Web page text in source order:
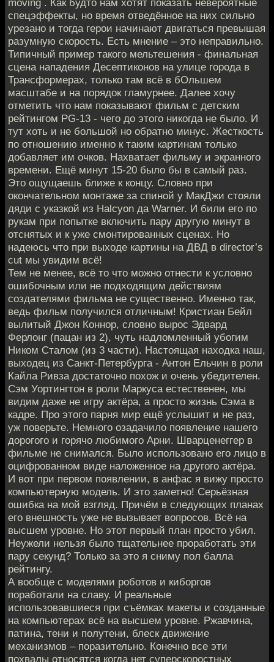
спецэффекты, но время отведённое на них сильно
урезано и тогда герои начинают двигаться превышая
разумную скорость. Есть мнение – это неправильно.
Типичный пример такого мельтешения - финальная
сцена нападения Десептиконов на улице города в
Трансформерах, только там всё в бОльшем
масштабе и на порядок гламурнее. Далее хочу
отметить что нам показывают фильм с детским
рейтингом PG-13 - чего до этого никогда не было. И
тут хоть и не большой но обратно минус. Жесткость
по отношению именно к таким картинам только
добавляет им очков. Нахватает фильму и экранного
времени. Ещё минут 15-20 было бы в самый раз.
Это ощущаешь ближе к концу. Словно при
окончательном монтаже за спиной у МакДжи стояли
дяди с указкой из Halcyon да Warner. И били его по
рукам при попытке включить пару другую минут в
отснятых и к уже смонтированных сценах. Но
надеюсь что при выходе картины на ДВД в director’s
cut мы увидим всё!
Тем не менее, всё то что можно отнести к условно
ошибочным или не подходящим действиям
создателями фильма не существенно. Именно так,
ведь фильм получился отличным! Кристиан Бейл
вылитый Джон Коннор, словно вырос Эдвард
Ферлонг (пацан из 2), чуть надломленный убогим
Ником Сталом (из 3 части). Настоящая находка наш,
выходец из Санкт-Петербурга - Антон Ельчин в роли
Кайла Ривза достаточно похож и очень убедителен.
Сэм Уортингтон в роли Маркуса естественен, мы
видим даже не игру актёра, а просто жизнь Сэма в
кадре. Про этого парня мир ещё услышит и не раз,
уж поверьте. Немного озадачило появление нашего
дорогого и горячо любимого Арни. Шварценеггер в
фильме не снимался. Было использовано его лицо в
оцифрованном виде наложенное на другого актёра.
И вот при первом появлении, в анфас я вижу просто
компьютерную модель. И это заметно! Серьёзная
ошибка на мой взгляд. Причём в следующих планах
его внешность уже не вызывает вопросов. Всё на
высшем уровне. Но этот первый план просто убил.
Неужели нельзя было тщательнее проработать эти
пару секунд? Только за это я сниму пол балла
рейтингу.
А вообще с моделями роботов и киборгов
поработали на славу. И реальные
использовавшиеся при съёмках макеты и созданные
на компьютерах всё на высшем уровне. Ржавчина,
патина, тени и полутени, блеск движение
механизмов – поразительно. Конечно все эти
похвалы относятся когда нет суперскоростных